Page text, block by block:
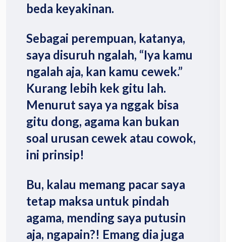
beda keyakinan.
Sebagai perempuan, katanya,
saya disuruh ngalah, “Iya kamu
ngalah aja, kan kamu cewek.”
Kurang lebih kek gitu lah.
Menurut saya ya nggak bisa
gitu dong, agama kan bukan
soal urusan cewek atau cowok,
ini prinsip!
Bu, kalau memang pacar saya
tetap maksa untuk pindah
agama, mending saya putusin
aja, ngapain?! Emang dia juga